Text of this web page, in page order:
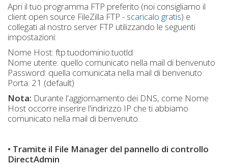
Apri il tuo programma FTP preferito (noi consigliamo il
client open source FileZilla FTP - scaricalo gratis) e
collegati al nostro server FTP utilizzando le seguenti
impostazioni:
Nome Host: ftp.tuodominio.tuotld
Nome utente: quello comunicato nella mail di benvenuto
Password: quella comunicata nella mail di benvenuto
Porta: 21 (default)
Nota: Durante l'aggiornamento dei DNS, come Nome
Host occorre inserire l'indirizzo IP che ti abbiamo
comunicato nella mail di benvenuto.
• Tramite il File Manager del pannello di controllo
DirectAdmin